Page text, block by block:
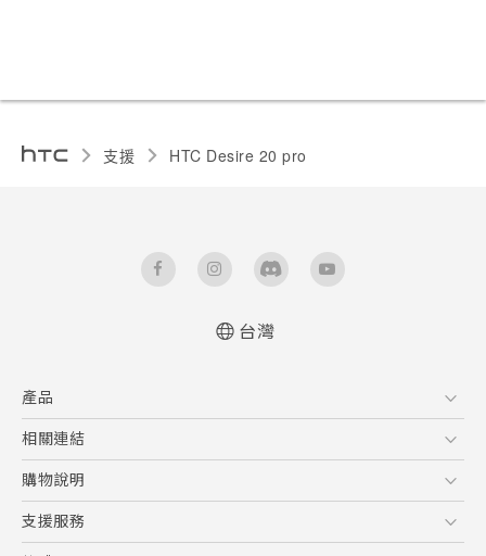
支援 ‎HTC Desire 20 pro‎
User manual
台灣
產品
5G
智慧型手機
配件
相關連結
HTC Research
購物說明
購物須知
訂單管理
支援服務